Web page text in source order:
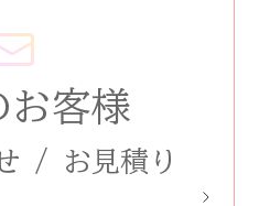
お客様
/ お見積り